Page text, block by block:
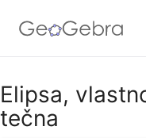
Google Classroom
Elipsa,
tečna